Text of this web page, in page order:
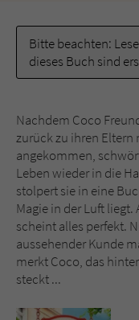
Bitte beachten:
dieses Buch sind
Nachdem Coco
zurück zu ihren Eltern
angekommen,
Leben wieder in die
stolpert sie in eine
Magie in der Luft
scheint alles perfekt.
aussehender Kunde
merkt Coco, das
steckt ...
Name
Anbieter
Laufzeit
Zweck
Name
Anbieter
Laufzeit